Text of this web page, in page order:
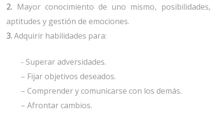
2. Mayor conocimiento de uno mismo, posibilidades,
aptitudes y gestión de emociones.
3.Adquirir habilidades para:
- Superar adversidades.
– Fijar objetivos deseados.
– Comprender y comunicarse con los demás.
– Afrontar cambios.